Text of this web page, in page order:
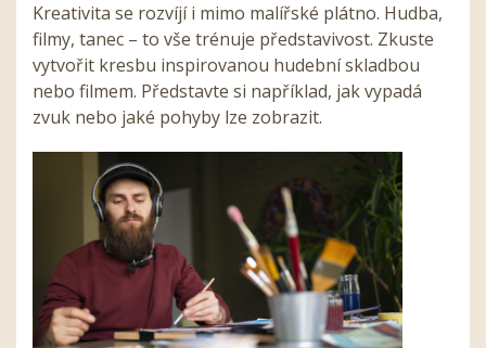
Kreativita se rozvíjí i mimo malířské plátno. Hudba,
filmy, tanec – to vše trénuje představivost. Zkuste
vytvořit kresbu inspirovanou hudební skladbou
nebo filmem. Představte si například, jak vypadá
zvuk nebo jaké pohyby lze zobrazit.